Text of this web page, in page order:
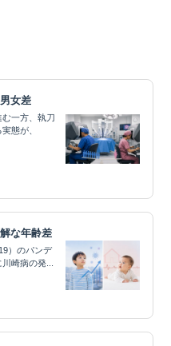
女差
一方、執刀
態が、
な年齢差
）のパンデ
崎病の発...